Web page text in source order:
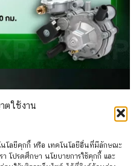
ตใช้งาน
นโลยีคุกกี้ หรือ เทคโนโลยีอื่นที่มีลักษณะ
โปรดศึกษา นโยบายการใช้คุกกี้ และ